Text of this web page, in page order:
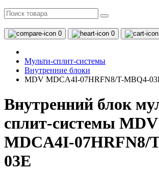
0 0
Мульти-сплит-системы
Внутренние блоки
MDV MDCA4I-07HRFN8/T-MBQ4-
Внутренний блок
сплит-системы MDV
MDCA4I-07HRFN8/
03E